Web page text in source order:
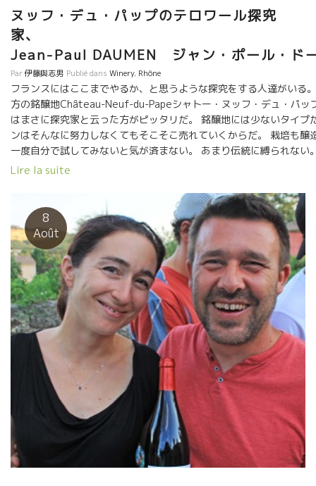
minéraux, un grand millésime 2017 et surtout de très belles
personnes!
ヌッフ・デュ・パップのテロワール探究
家
Jean-Paul DAUMEN ジャン・ポール・ド
Par伊藤與志男 Publié dans Winery, Rhône
フランスにはここまでやるか、と思うような探究をする人達がいる
方の銘醸地Château-Neuf-du-Papeシャトー・ヌッフ・デュ・パッ
はまさに探究家と云った方がピッタリだ。 銘醸地には少ないタイプ
ンはそんなに努力しなくてもそこそこ売れていくからだ。 栽培も醸
一度自分で試してみないと気が済まない。 あまり伝統に縛られない
して納得しないと取り入れない。 だからジャンポールは毎年多くの
もしれないからだ。 今、醸造の世界では大きな選択が２つある。
か？ ２－しないで葡萄房丸ごといれる全房醸造にするか？ ジャン
壌には除梗が適していると判断した。 濃くてもエレガントなスタイ
造りあげた。 感動的な美味しさだ！ タンニンもアルコールも一杯
ガント。 エモーショナルなワインだ。 これからの季節、トビッキ
わせた。 醸造元名はDomaine de la Vieille Julienneドメーヌ・ド
ユ・ジュリアンヌ
Lire la suite
8
Août